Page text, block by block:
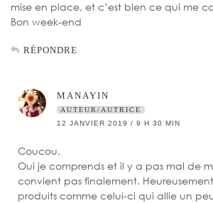
mise en place, et c’est bien ce qui me
Bon week-end
RÉPONDRE
MANAYIN
AUTEUR/AUTRICE
12 JANVIER 2019 / 9 H 30 MIN
Coucou,
Oui je comprends et il y a pas mal de
convient pas finalement.
produits comme celui-ci qui allie un